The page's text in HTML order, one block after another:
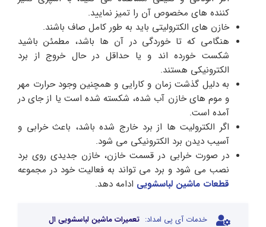
کننده های مخصوص آن را تمیز نمایید.
خازن های الکترولیتی باید به طور کامل صاف باشند.
هنگامی که تا خوردگی در آن ها باشد، مطمئن باشید
شکست خورده اند و یا حداقل در حال خروج از برد
الکترونیکی هستند.
به دلیل گذشت زمان و کارایی و همچنین وجود حرارت مهر
و موم های خازن آب شده، شکسته شده است یا از جای در
آمده است.
اگر الکترولیت ها از برد خارج شده باشد، باعث خرابی و
آسیب دیدن برد الکترونیکی می شود.
در صورت خرابی در قسمت خازن، خازن جدیدی روی برد
نصب می شود و برد می تواند به فعالیت خود در مجموعه
قطعات ماشین لباسشویی ادامه دهد.
خدمات آی پی امداد: تعمیرات ماشین لباسشویی ال